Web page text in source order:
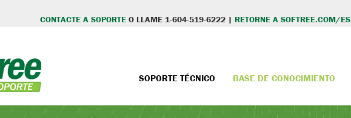
CONTACTE A SOPORTEO LLAME 1-604-519-6222 | RETORNE A SOFTREE.COM/ES
SOPORTE TÉCNICO BASE DE CONOCIMIENTO